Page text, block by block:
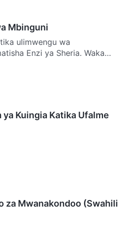
Mbinguni
ulimwengu wa
Enzi ya Sheria. Wakati
Kuingia Katika Ufalme
za Mwanakondoo (Swahili